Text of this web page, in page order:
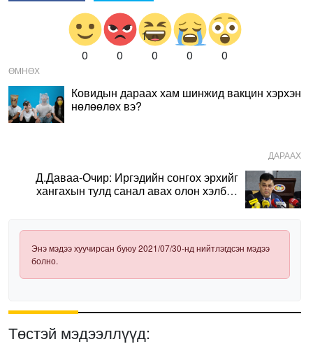
0 0 0 0 0
ӨМНӨХ
Ковидын дараах хам шинжид вакцин хэрхэн
нөлөөлөх вэ?
ДАРААХ
Д.Даваа-Очир: Иргэдийн сонгох эрхийг
хангахын тулд санал авах олон хэлбэр
Энэ мэдээ хуучирсан буюу 2021/07/30-нд нийтлэгдсэн мэдээ
болно.
Төстэй мэдээллүүд: